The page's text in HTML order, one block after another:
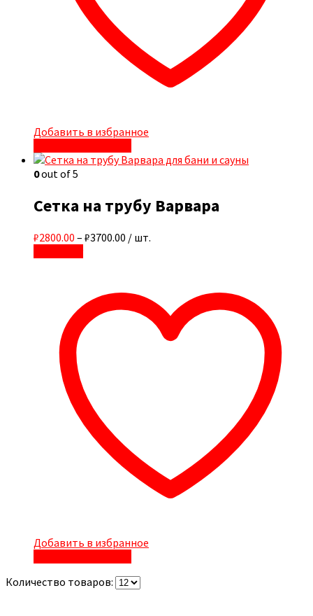
Добавить в избранное
0out of 5
Сетка на трубу Варвара
₽2800.00 – ₽3700.00 / шт.
Добавить в избранное
Количество товаров: